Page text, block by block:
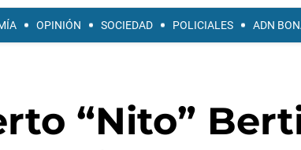
OPINIÓN SOCIEDAD POLICIALES ADN
“Nito”